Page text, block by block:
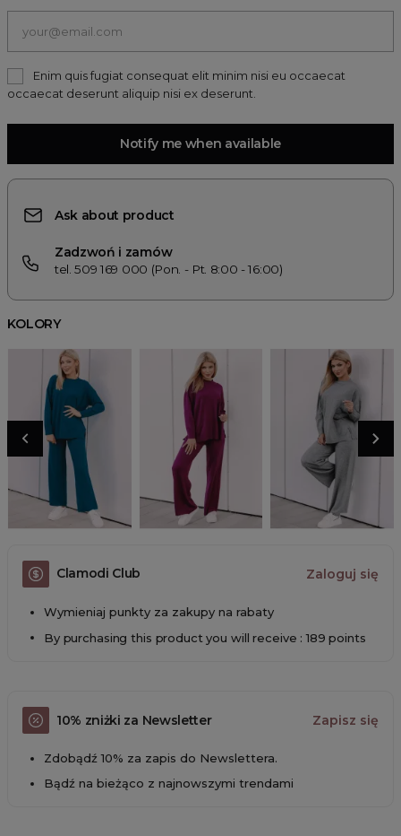
Enim quis fugiat consequat elit minim nisi eu occaecat
occaecat deserunt aliquip nisi ex deserunt.
Notify me when available
Ask about product
Zadzwoń i zamów
tel. 509 169 000 (Pon. - Pt. 8:00 - 16:00)
KOLORY
Clamodi Club Zaloguj się
Wymieniaj punkty za zakupy na rabaty
By purchasing this product you will receive : 189 points
10% zniżki za Newsletter Zapisz się
Zdobądź 10% za zapis do Newslettera.
Bądź na bieżąco z najnowszymi trendami